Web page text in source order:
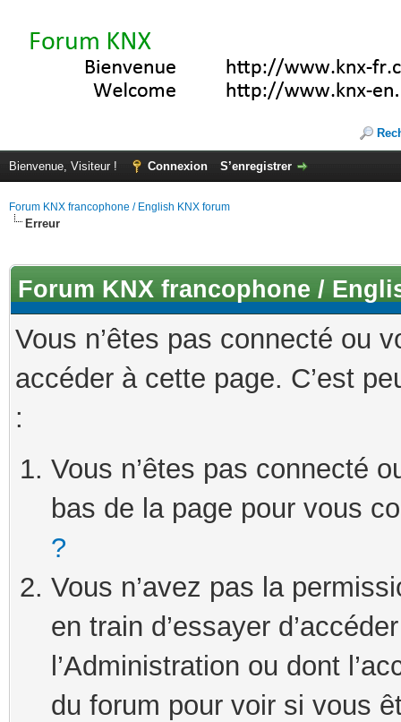
Bienvenue, Visiteur ! Connexion S’enregistrer
Forum KNX francophone / English KNX forum
Erreur
Forum KNX francophone /
Vous n’êtes pas connecté ou
accéder à cette page. C’est
:
Vous n’êtes pas connecté
bas de la page pour vous
?
Vous n’avez pas la
en train d’essayer
l’Administration ou dont
du forum pour voir si vous